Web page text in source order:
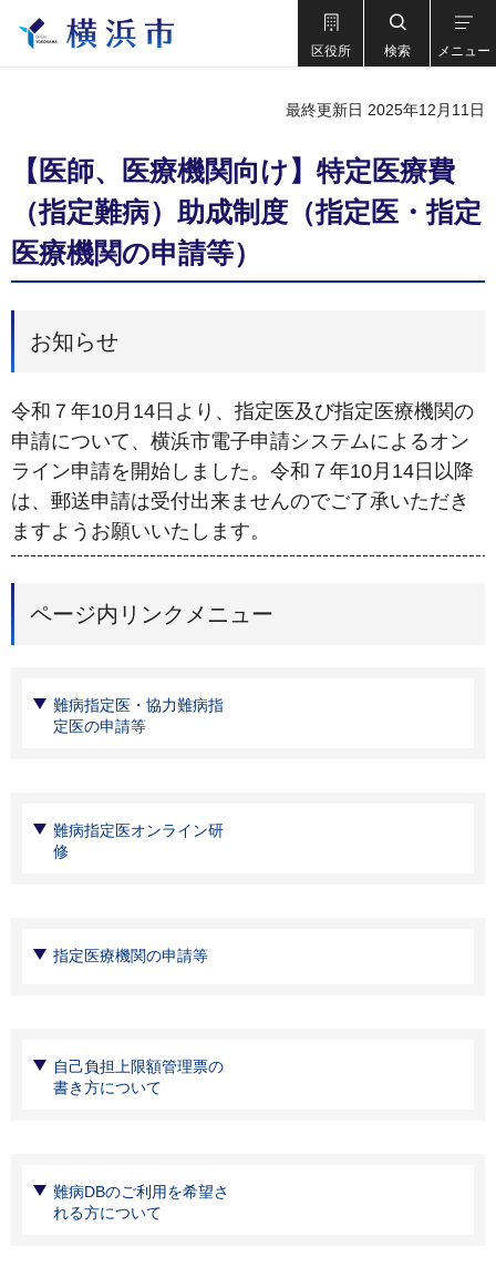
区役所 検索 メニュー
最終更新日 2025年12月11日
【医師、医療機関向け】特定医療費
（指定難病）助成制度（指定医・指定
医療機関の申請等）
お知らせ
令和７年10月14日より、指定医及び指定医療機関の
申請について、横浜市電子申請システムによるオン
ライン申請を開始しました。令和７年10月14日以降
は、郵送申請は受付出来ませんのでご了承いただき
ますようお願いいたします。
ページ内リンクメニュー
難病指定医・協力難病指
定医の申請等
難病指定医オンライン研
修
指定医療機関の申請等
自己負担上限額管理票の
書き方について
難病DBのご利用を希望さ
れる方について